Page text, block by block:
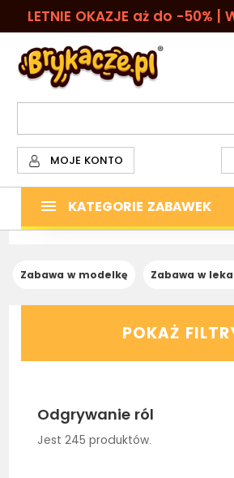
LETNIE OKAZJE aż do -50% |
MOJE KONTO
KATEGORIE ZABAWEK
Zabawa w modelkę Zabawa w
POKAŻ
Odgrywanie ról
Jest 245 produktów.